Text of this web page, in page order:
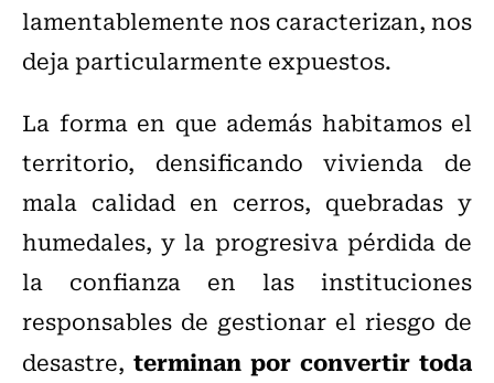
lamentablemente nos caracterizan, nos
deja particularmente expuestos.
La forma en que además habitamos el
territorio, densificando vivienda de
mala calidad en cerros, quebradas y
humedales, y la progresiva pérdida de
la confianza en las instituciones
responsables de gestionar el riesgo de
desastre, terminan por convertir toda